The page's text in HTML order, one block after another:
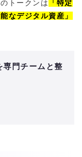
トークンは
「特定
なデジタル資産」
専門チームと整